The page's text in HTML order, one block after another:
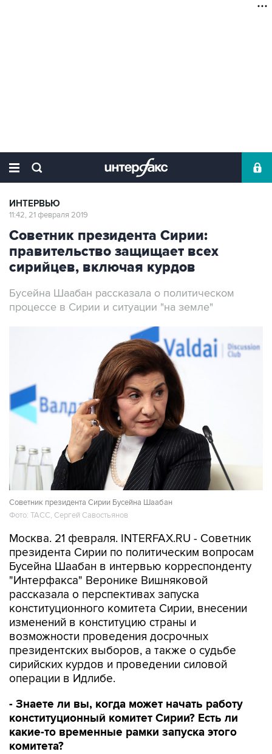
ИНТЕРВЬЮ
11:42, 21 февраля 2019
Советник президента Сирии:
правительство защищает всех
сирийцев, включая курдов
Бусейна Шаабан рассказала о политическом
процессе в Сирии и ситуации "на земле"
Советник президента Сирии Бусейна Шаабан
Фото: ТАСС, Сергей Савостьянов
Москва. 21 февраля. INTERFAX.RU - Советник
президента Сирии по политическим вопросам
Бусейна Шаабан в интервью корреспонденту
"Интерфакса" Веронике Вишняковой
рассказала о перспективах запуска
конституционного комитета Сирии, внесении
изменений в конституцию страны и
возможности проведения досрочных
президентских выборов, а также о судьбе
сирийских курдов и проведении силовой
операции в Идлибе.
- Знаете ли вы, когда может начать работу
конституционный комитет Сирии? Есть ли
какие-то временные рамки запуска этого
комитета?